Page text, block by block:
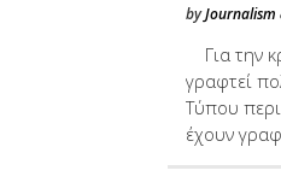
by
Για την
γραφτεί
Τύπου
έχουν